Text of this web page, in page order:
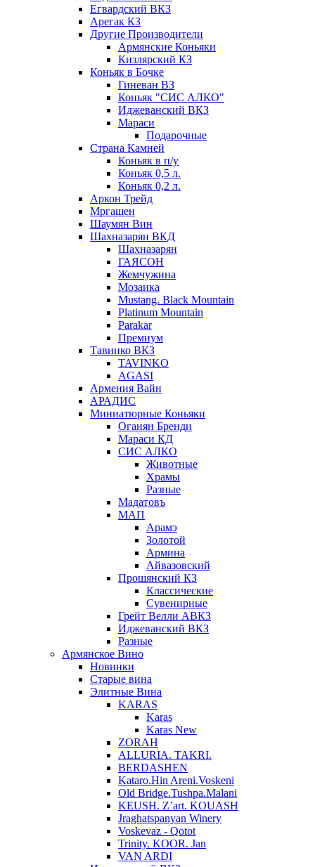
Егвардский ВКЗ
Арегак КЗ
Другие Производители
Армянские Коньяки
Кизлярский КЗ
Коньяк в Бочке
Гиневан ВЗ
Коньяк "СИС АЛКО"
Иджеванский ВКЗ
Мараси
Подарочные
Страна Камней
Коньяк в п/у
Коньяк 0,5 л.
Коньяк 0,2 л.
Аркон Трейд
Мргашен
Шаумян Вин
Шахназарян ВКД
Шахназарян
ГАЯСОН
Жемчужина
Мозаика
Mustang. Black Mountain
Platinum Mountain
Parakar
Премиум
Тавинко ВКЗ
TAVINKO
AGASI
Армения Вайн
АРАДИС
Миниатюрные Коньяки
Оганян Бренди
Мараси КД
СИС АЛКО
Животные
Храмы
Разные
Мадатовъ
МАП
Арамэ
Золотой
Армина
Айвазовский
Прошянский КЗ
Классические
Сувенирные
Грейт Велли АВКЗ
Иджеванский ВКЗ
Разные
Армянское Вино
Новинки
Старые вина
Элитные Вина
KARAS
Karas
Karas New
ZORAH
ALLURIA. TAKRI.
BERDASHEN
Kataro.Hin Areni.Voskeni
Old Bridge.Tushpa.Malani
KEUSH. Z’art. KOUASH
Jraghatspanyan Winery
Voskevaz - Qotot
Trinity. KOOR. Jan
VAN ARDI